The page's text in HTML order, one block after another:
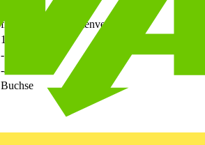
flexibler Leiterplattenverbinder
160
-
-40 - 105
Buchse